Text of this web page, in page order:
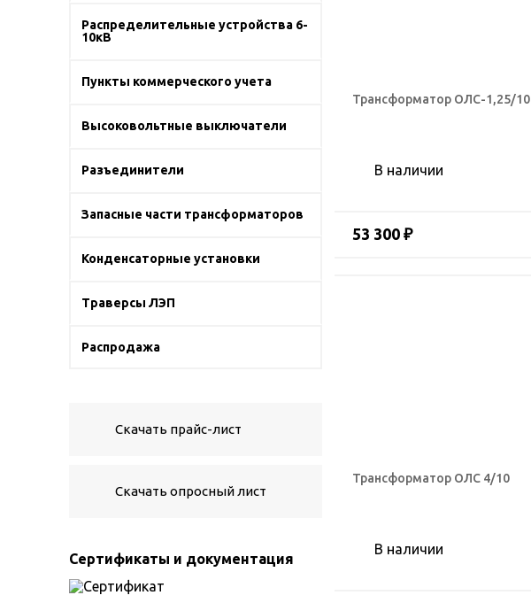
Распределительные устройства 6-
10кВ
Пункты коммерческого учета
Высоковольтные выключатели
Разъединители
Запасные части трансформаторов
Конденсаторные установки
Траверсы ЛЭП
Распродажа
Скачать прайс-лист
Скачать опросный лист
Сертификаты и документация
Трансформатор ОЛС-1,25/10
В наличии
53 300 ₽
Трансформатор ОЛС 4/10
В наличии